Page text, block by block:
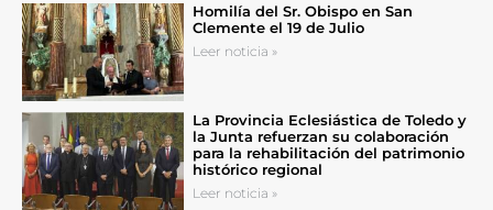
Homilía del Sr. Obispo en San
Clemente el 19 de Julio
Leer noticia »
La Provincia Eclesiástica de Toledo y
la Junta refuerzan su colaboración
para la rehabilitación del patrimonio
histórico regional
Leer noticia »